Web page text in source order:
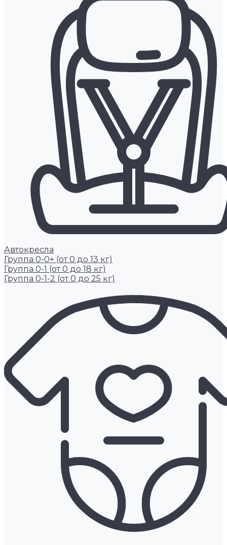
Автокресла
Группа 0-0+ (от 0 до 13 кг)
Группа 0-1 (от 0 до 18 кг)
Группа 0-1-2 (от 0 до 25 кг)